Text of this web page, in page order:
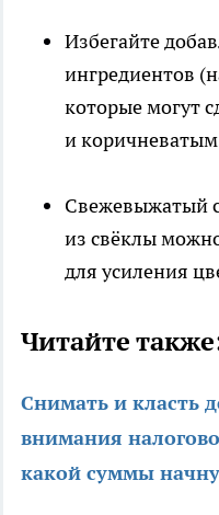
Избегайте
ингредиентов
которые могут
и
Свежевыжатый
из свёклы
для усиления
Читайте
Снимать и класть
внимания
какой суммы